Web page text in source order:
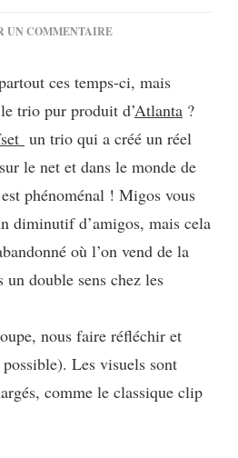
UN COMMENTAIRESUR
:
STIR
ces temps-ci, mais
trio pur produit d’Atlanta ?
un trio qui a créé un réel
le net et dans le monde de
phénoménal ! Migos vous
diminutif d’amigos, mais cela
où l’on vend de la
double sens chez les
nous faire réfléchir et
Les visuels sont
comme le classique clip